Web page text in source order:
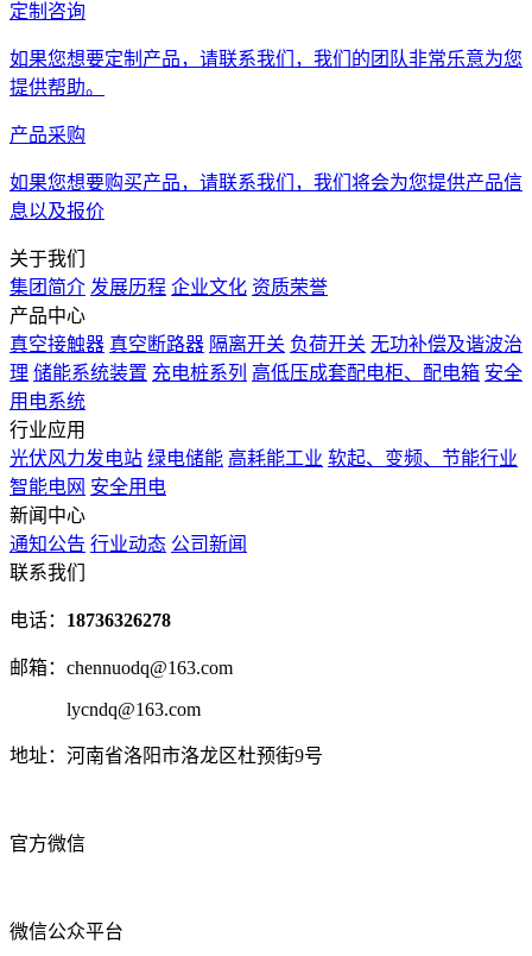
定制咨询
如果您想要定制产品，请联系我们，我们的团队非常乐意为您
提供帮助。
产品采购
如果您想要购买产品，请联系我们，我们将会为您提供产品信
息以及报价
关于我们
集团简介 发展历程 企业文化 资质荣誉
产品中心
真空接触器 真空断路器 隔离开关 负荷开关 无功补偿及谐波治
理 储能系统装置 充电桩系列 高低压成套配电柜、配电箱 安全
用电系统
行业应用
光伏风力发电站 绿电储能 高耗能工业 软起、变频、节能行业
智能电网 安全用电
新闻中心
通知公告 行业动态 公司新闻
联系我们
电话： 18736326278
邮箱：chennuodq@163.com
lycndq@163.com
地址：河南省洛阳市洛龙区杜预街9号
官方微信
微信公众平台